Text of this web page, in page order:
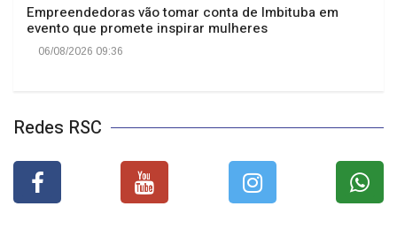
Empreendedoras vão tomar conta de Imbituba em
evento que promete inspirar mulheres
06/08/2026 09:36
Redes RSC